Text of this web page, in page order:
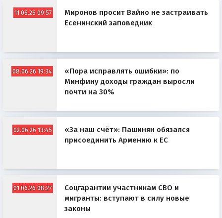
11.06.26 09:57
Миронов просит Вайно не застраивать
Есенинский заповедник
08.06.26 19:34
«Пора исправлять ошибки»: по
Минфину доходы граждан выросли
почти на 30%
02.06.26 13:45
«За наш счёт»: Пашинян обязался
присоединить Армению к ЕС
01.06.26 08:27
Соцгарантии участникам СВО и
мигранты: вступают в силу новые
законы